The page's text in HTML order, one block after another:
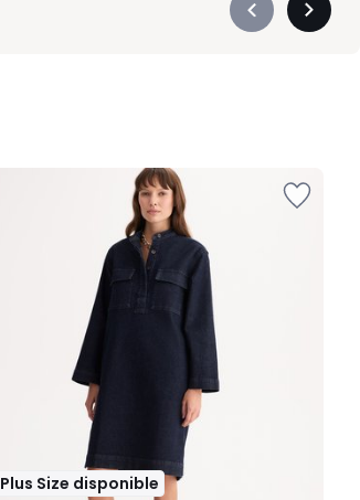
Précédent
Plus Size disponible